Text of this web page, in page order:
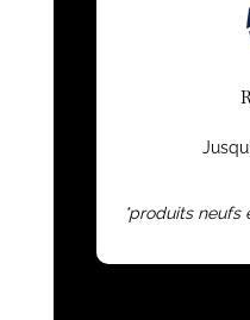
*produits neufs